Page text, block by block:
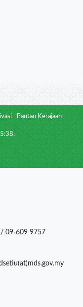
Pautan Kerajaan
09-609 9757